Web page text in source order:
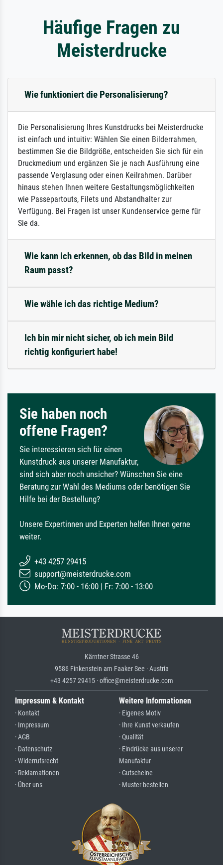
Häufige Fragen zu
Meisterdrucke
Wie funktioniert die Personalisierung?
Die Personalisierung Ihres Kunstdrucks bei Meisterdrucke
ist einfach und intuitiv: Wählen Sie einen Bilderrahmen,
bestimmen Sie die Bildgröße, entscheiden Sie sich für ein
Druckmedium und ergänzen Sie je nach Ausführung eine
passende Verglasung oder einen Keilrahmen. Darüber
hinaus stehen Ihnen weitere Gestaltungsmöglichkeiten
wie Passepartouts, Filets und Abstandhalter zur
Verfügung. Bei Fragen ist unser Kundenservice gerne für
Sie da.
Wie kann ich erkennen, ob das Bild in meinen
Raum passt?
Wie wähle ich das richtige Medium?
Ich bin mir nicht sicher, ob ich mein Bild
richtig konfiguriert habe!
Sie haben noch
offene Fragen?
Sie interessieren sich für einen
Kunstdruck aus unserer Manufaktur,
sind sich aber noch unsicher? Wünschen Sie eine
Beratung zur Wahl des Mediums oder benötigen Sie
Hilfe bei der Bestellung?
Unsere Expertinnen und Experten helfen Ihnen gerne
weiter.
+43 4257 29415
support@meisterdrucke.com
Mo-Do: 7:00 - 16:00 | Fr: 7:00 - 13:00
Kärntner Strasse 46
9586 Finkenstein am Faaker See · Austria
+43 4257 29415 · office@meisterdrucke.com
Impressum & Kontakt
· Kontakt
· Impressum
· AGB
· Datenschutz
· Widerrufsrecht
· Reklamationen
· Über uns
Weitere Informationen
· Eigenes Motiv
· Ihre Kunst verkaufen
· Qualität
· Eindrücke aus unserer
Manufaktur
· Gutscheine
· Muster bestellen